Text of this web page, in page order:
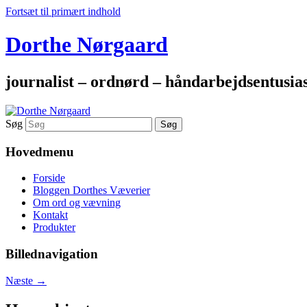
Fortsæt til primært indhold
Dorthe Nørgaard
journalist – ordnørd –
Søg
Hovedmenu
Forside
Bloggen Dorthes Væverier
Om ord og vævning
Kontakt
Produkter
Billednavigation
Næste →